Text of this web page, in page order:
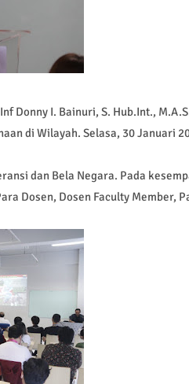
Donny I. Bainuri, S. Hub.Int.,
di Wilayah. Selasa, 30 Januari
dan Bela Negara. Pada
Dosen, Dosen Faculty Member,